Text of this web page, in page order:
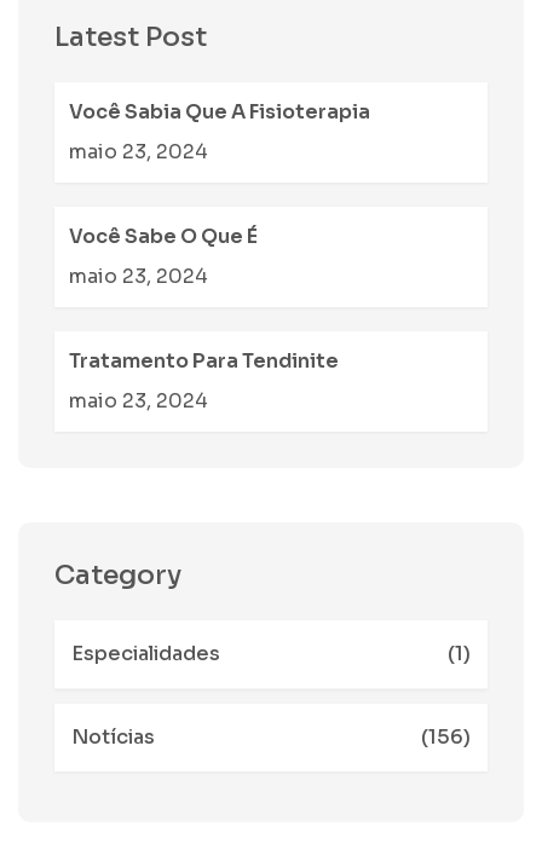
Latest Post
Você Sabia Que A Fisioterapia
maio 23, 2024
Você Sabe O Que É
maio 23, 2024
Tratamento Para Tendinite
maio 23, 2024
Category
Especialidades (1)
Notícias (156)